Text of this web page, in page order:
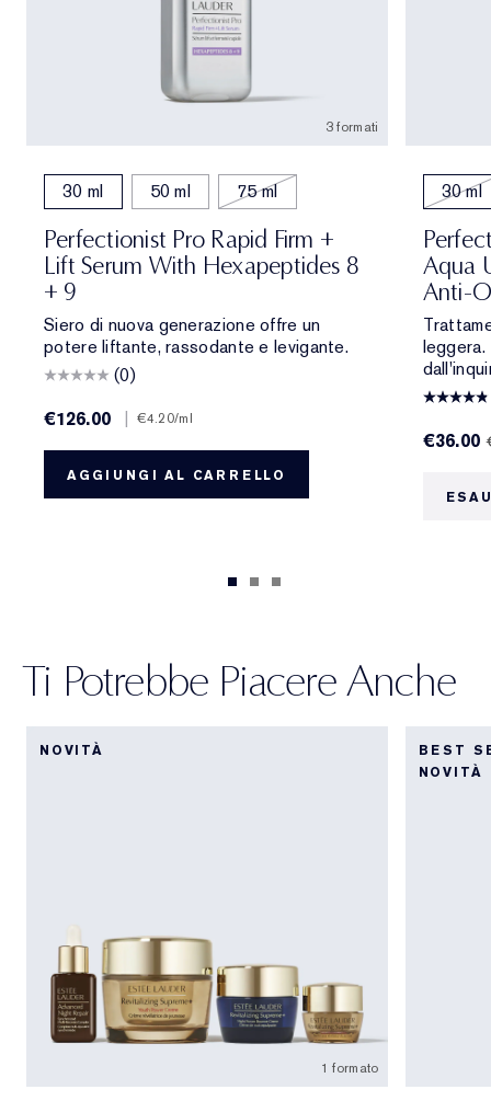
3 formati
30 ml 50 ml 75 ml
Perfectionist Pro Rapid Firm +
Lift Serum With Hexapeptides 8
+ 9
Siero di nuova generazione offre un
potere liftante, rassodante e levigante.
(0)
€126.00
| €4.20/ml
AGGIUNGI AL CARRELLO
30 ml
Aqua
Anti-
leggera.
€36.00
Ti Potrebbe Piacere Anche
NOVITÀ
1 formato
BEST
NOVITÀ